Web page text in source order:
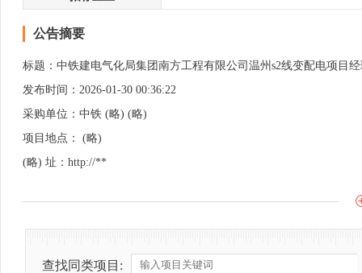
公告摘要
标题：中铁建电气化局集团南方工程有限公司温州s2线变配电项目
发布时间：2026-01-30 00:36:22
采购单位：中铁 (略) (略)
项目地点： (略)
(略) 址：http://**
查找同类项目: